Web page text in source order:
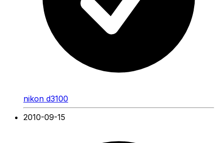
nikon d3100
2010-09-15